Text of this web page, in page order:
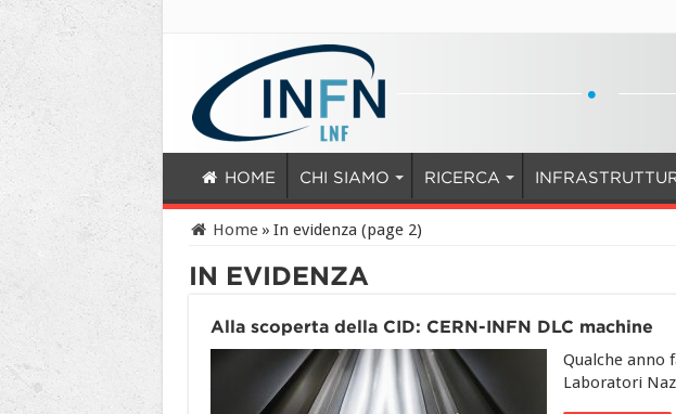
HOME CHI SIAMO RICERCA
Home » In evidenza (page 2)
IN EVIDENZA
Alla scoperta della CID: CERN-INFN DLC machine
Qualche anno
Laboratori